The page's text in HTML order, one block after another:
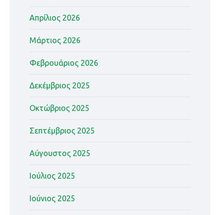
Απρίλιος 2026
Μάρτιος 2026
Φεβρουάριος 2026
Δεκέμβριος 2025
Οκτώβριος 2025
Σεπτέμβριος 2025
Αύγουστος 2025
Ιούλιος 2025
Ιούνιος 2025